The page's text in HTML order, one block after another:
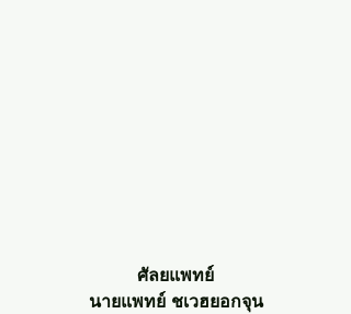
ศัลยแพทย์
นายแพทย์ ชเวฮยอกจุน